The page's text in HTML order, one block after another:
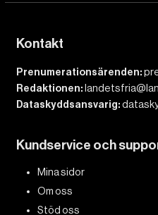
Kontakt
Prenumerationsärenden:
Redaktionen:
Dataskyddsansvarig:
Kundservice och
Mina sidor
Om oss
Stöd oss